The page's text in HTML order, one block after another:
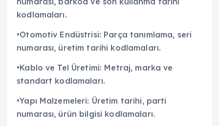
kodlamaları.
•Otomotiv Endüstrisi: Parça tanımlama, seri
numarası, üretim tarihi kodlamaları.
•Kablo ve Tel Üretimi: Metraj, marka ve
standart kodlamaları.
•Yapı Malzemeleri: Üretim tarihi, parti
numarası, ürün bilgisi kodlamaları.